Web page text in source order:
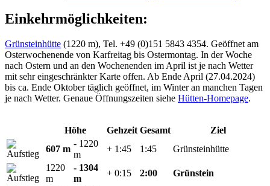
Einkehrmöglichkeiten:
Grünsteinhütte (1220 m), Tel. +49 (0)151 5843 4354. Geöffnet am
Osterwochenende von Karfreitag bis Ostermontag. In der Woche
nach Ostern und an den Wochenenden im April ist je nach Wetter
mit sehr eingeschränkter Karte offen. Ab Ende April (27.04.2024)
bis ca. Ende Oktober täglich geöffnet, im Winter an manchen Tagen
je nach Wetter. Genaue Öffnungszeiten siehe Hütten-Homepage.
Höhe Gehzeit Gesamt
Ziel
607 m
- 1220
m
+ 1:45 1:45
Grünsteinhütte
1220
m
- 1304
m
+ 0:15 2:00
Grünstein